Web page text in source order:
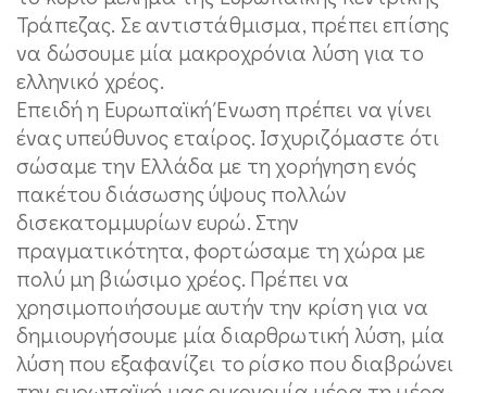
Τράπεζας. Σε αντιστάθμισμα, πρέπει επίσης
να δώσουμε μία μακροχρόνια λύση για το
ελληνικό χρέος.
Επειδή η Ευρωπαϊκή Ένωση πρέπει να γίνει
ένας υπεύθυνος εταίρος. Ισχυριζόμαστε ότι
σώσαμε την Ελλάδα με τη χορήγηση ενός
πακέτου διάσωσης ύψους πολλών
δισεκατομμυρίων ευρώ. Στην
πραγματικότητα, φορτώσαμε τη χώρα με
πολύ μη βιώσιμο χρέος. Πρέπει να
χρησιμοποιήσουμε αυτήν την κρίση για να
δημιουργήσουμε μία διαρθρωτική λύση, μία
λύση που εξαφανίζει το ρίσκο που διαβρώνει